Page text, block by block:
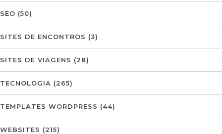
SEO (50)
SITES DE ENCONTROS (3)
SITES DE VIAGENS (28)
TECNOLOGIA (265)
TEMPLATES WORDPRESS (44)
WEBSITES (215)